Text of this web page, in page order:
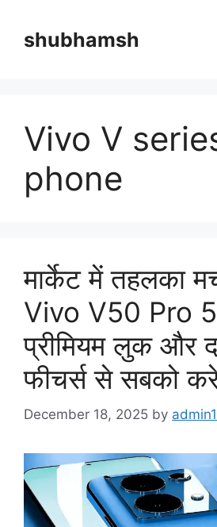
contentshubhamsh
Vivo V
phone
मार्केट में तहलका
Vivo V50 Pro
प्रीमियम लुक और
फीचर्स से सबको
December 18, 2025 by admin1